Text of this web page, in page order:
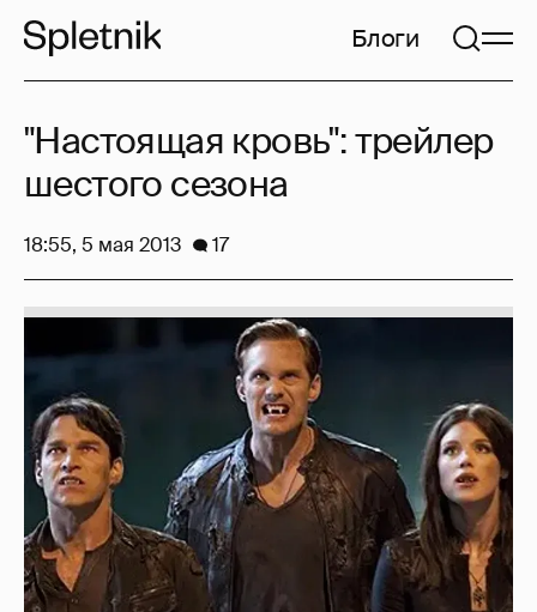
Блоги
"Настоящая кровь": трейлер
шестого сезона
18:55, 5 мая 2013 17